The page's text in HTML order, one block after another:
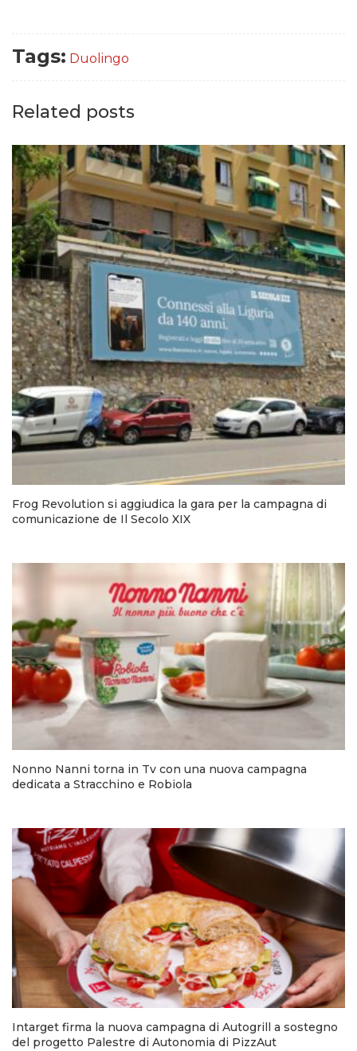
Tags: Duolingo
Related posts
Frog Revolution si aggiudica la gara per la campagna di
comunicazione de Il Secolo XIX
Nonno Nanni torna in Tv con una nuova campagna
dedicata a Stracchino e Robiola
Intarget firma la nuova campagna di Autogrill a sostegno
del progetto Palestre di Autonomia di PizzAut